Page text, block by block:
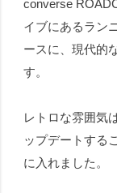
converse
イブにあるラン
ースに、現代的
す。
レトロな雰囲気
ップデートする
に入れました。